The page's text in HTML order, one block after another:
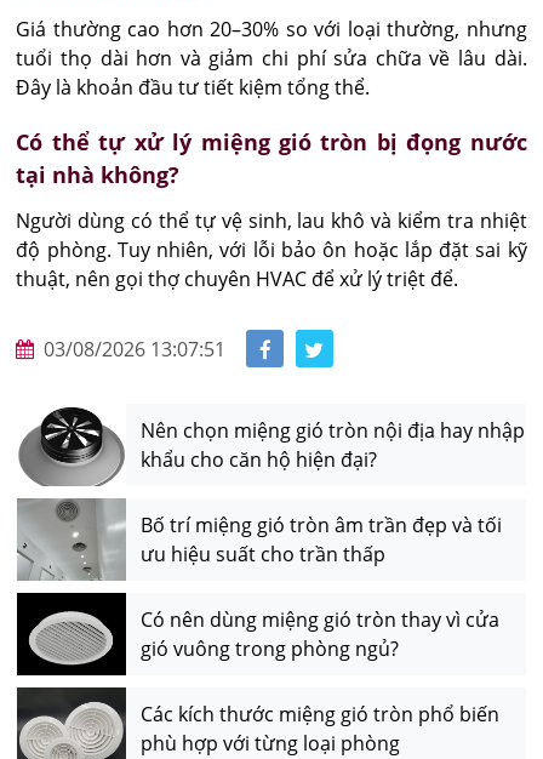
Giá thường cao hơn 20–30% so với loại thường, nhưng
tuổi thọ dài hơn và giảm chi phí sửa chữa về lâu dài.
Đây là khoản đầu tư tiết kiệm tổng thể.
Có thể tự xử lý miệng gió tròn bị đọng nước
tại nhà không?
Người dùng có thể tự vệ sinh, lau khô và kiểm tra nhiệt
độ phòng. Tuy nhiên, với lỗi bảo ôn hoặc lắp đặt sai kỹ
thuật, nên gọi thợ chuyên HVAC để xử lý triệt để.
03/08/2026 13:07:51
Nên chọn miệng gió tròn nội địa hay nhập
khẩu cho căn hộ hiện đại?
Bố trí miệng gió tròn âm trần đẹp và tối
ưu hiệu suất cho trần thấp
Có nên dùng miệng gió tròn thay vì cửa
gió vuông trong phòng ngủ?
Các kích thước miệng gió tròn phổ biến
phù hợp với từng loại phòng